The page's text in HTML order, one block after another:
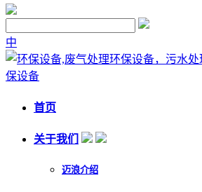
中
首页
关于我们
迈浪介绍